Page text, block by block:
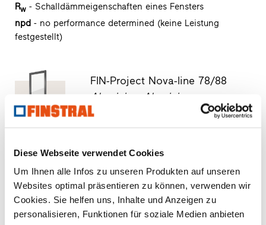
Diese Webseite verwendet Cookies
Um Ihnen alle Infos zu unseren Produkten auf unseren
Websites optimal präsentieren zu können, verwenden wir
Cookies. Sie helfen uns, Inhalte und Anzeigen zu
personalisieren, Funktionen für soziale Medien anbieten
Rw- Schalldämmeigenschaften eines Fensters
npd- no performance determined (keine Leistung
festgestellt)
FIN-Project Nova-line 78/88
Aluminium-Aluminium
Produktdatenblatt downloaden
Produktmuster anfragen
FIN-Slide Slim-line 170